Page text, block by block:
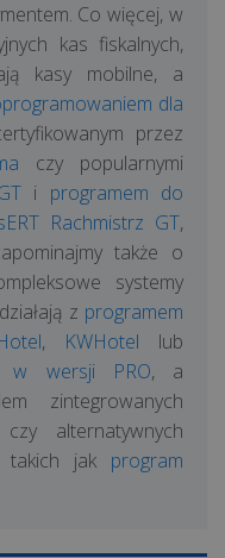
Co więcej, w
kas fiskalnych,
kasy mobilne, a
dla
przez
czy popularnymi
i programem do
Rachmistrz GT,
także o
systemy
z programem
, KWHotel lub
w wersji PRO, a
zintegrowanych
alternatywnych
takich jak program